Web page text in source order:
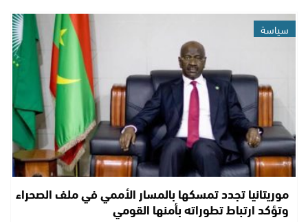
سياسة
موريتانيا تجدد تمسكها بالمسار الأممي في ملف الصحراء
وتؤكد ارتباط تطوراته بأمنها القومي